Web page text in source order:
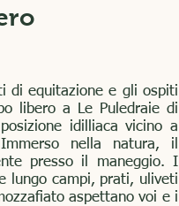
un modo delizioso,
a cavallo! Il nostro
a fare passeggiate a
Maremma, attraverso
toscane in tutta
di equitazione e gli ospiti
libero a Le Puledraie di
idilliaca vicino a
nella natura, il
presso il maneggio. I
lungo campi, prati, uliveti
aspettano voi e i